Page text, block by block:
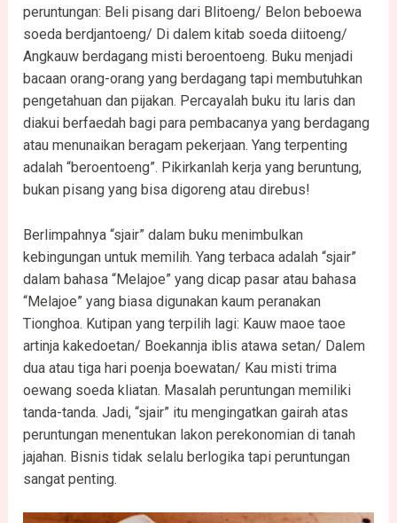
peruntungan: Beli pisang dari Blitoeng/ Belon beboewa
soeda berdjantoeng/ Di dalem kitab soeda diitoeng/
Angkauw berdagang misti beroentoeng. Buku menjadi
bacaan orang-orang yang berdagang tapi membutuhkan
pengetahuan dan pijakan. Percayalah buku itu laris dan
diakui berfaedah bagi para pembacanya yang berdagang
atau menunaikan beragam pekerjaan. Yang terpenting
adalah “beroentoeng”. Pikirkanlah kerja yang beruntung,
bukan pisang yang bisa digoreng atau direbus!
Berlimpahnya “sjair” dalam buku menimbulkan
kebingungan untuk memilih. Yang terbaca adalah “sjair”
dalam bahasa “Melajoe” yang dicap pasar atau bahasa
“Melajoe” yang biasa digunakan kaum peranakan
Tionghoa. Kutipan yang terpilih lagi: Kauw maoe taoe
artinja kakedoetan/ Boekannja iblis atawa setan/ Dalem
dua atau tiga hari poenja boewatan/ Kau misti trima
oewang soeda kliatan. Masalah peruntungan memiliki
tanda-tanda. Jadi, “sjair” itu mengingatkan gairah atas
peruntungan menentukan lakon perekonomian di tanah
jajahan. Bisnis tidak selalu berlogika tapi peruntungan
sangat penting.